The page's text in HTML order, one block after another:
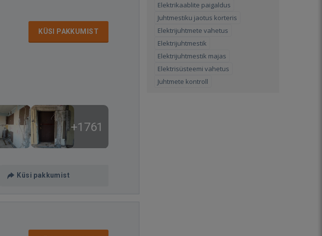
KÜSI PAKKUMIST
+1761
Küsi pakkumist
Elektrikaablite paigaldus
Juhtmestiku jaotus korteris
Elektrijuhtmete vahetus
Elektrijuhtmestik
Elektrijuhtmestik majas
Elektrisüsteemi vahetus
Juhtmete kontroll